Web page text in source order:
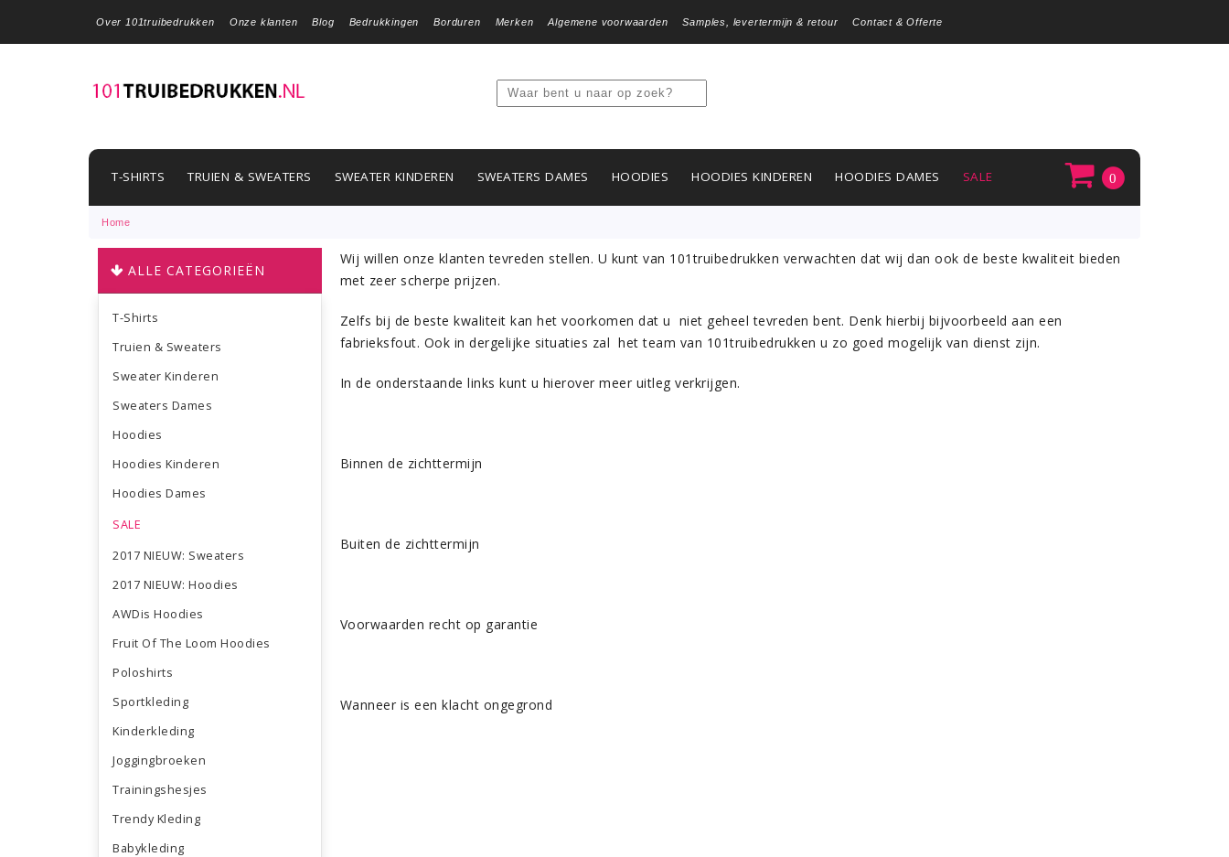
Over 101truibedrukken Onze klanten Blog Bedrukkingen Borduren Merken Algemene voorwaarden Samples, levertermijn & retour Contact & Offerte
T-SHIRTS TRUIEN & SWEATERS SWEATER KINDEREN SWEATERS DAMES HOODIES HOODIES KINDEREN HOODIES DAMES SALE 0
Home
ALLE CATEGORIEËN
T-Shirts
Truien & Sweaters
Sweater Kinderen
Sweaters Dames
Hoodies
Hoodies Kinderen
Hoodies Dames
SALE
2017 NIEUW: Sweaters
2017 NIEUW: Hoodies
AWDis Hoodies
Fruit Of The Loom Hoodies
Poloshirts
Sportkleding
Kinderkleding
Joggingbroeken
Trainingshesjes
Trendy Kleding
Babykleding
Wij willen onze klanten tevreden stellen. U kunt van 101truibedrukken verwachten dat wij dan ook de beste kwaliteit bieden
met zeer scherpe prijzen.
Zelfs bij de beste kwaliteit kan het voorkomen dat u niet geheel tevreden bent. Denk hierbij bijvoorbeeld aan een
fabrieksfout. Ook in dergelijke situaties zal het team van 101truibedrukken u zo goed mogelijk van dienst zijn.
In de onderstaande links kunt u hierover meer uitleg verkrijgen.
Binnen de zichttermijn
Buiten de zichttermijn
Voorwaarden recht op garantie
Wanneer is een klacht ongegrond